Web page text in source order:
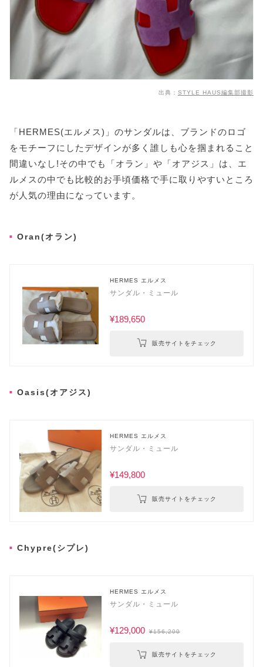
出典： STYLE HAUS編集部撮影
「HERMES(エルメス)」のサンダルは、ブランドのロゴ
をモチーフにしたデザインが多く誰しも心を掴まれること
間違いなし!その中でも「オラン」や「オアジス」は、エ
ルメスの中でも比較的お手頃価格で手に取りやすいところ
が人気の理由になっています。
Oran(オラン)
HERMES エルメス
サンダル・ミュール
¥189,650
販売サイトをチェック
Oasis(オアジス)
HERMES エルメス
サンダル・ミュール
¥149,800
販売サイトをチェック
Chypre(シプレ)
HERMES エルメス
サンダル・ミュール
¥129,000 ¥156,200
販売サイトをチェック